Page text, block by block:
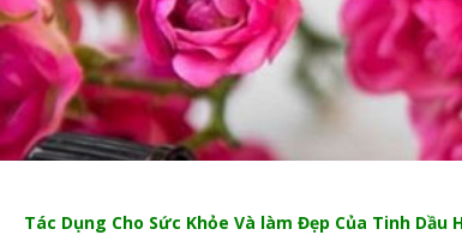
Tác Dụng Cho Sức Khỏe Và làm Đẹp Của Tinh Dầu